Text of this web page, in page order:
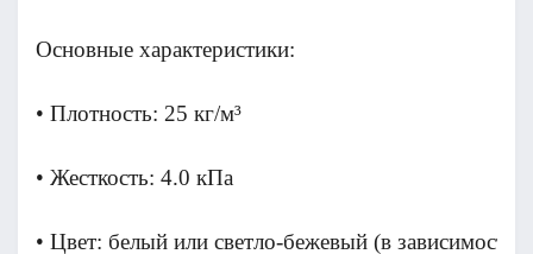
Основные характеристики:
• Плотность: 25 кг/м³
• Жесткость: 4.0 кПа
• Цвет: белый или светло-бежевый (в зависимости